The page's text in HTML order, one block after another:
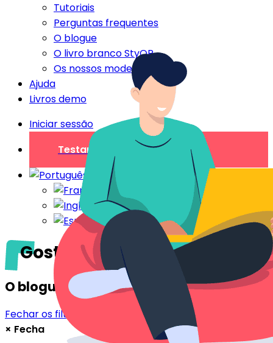
Tutoriais
Perguntas frequentes
O blogue
O livro branco StyQR
Os nossos modelos StyQR
Ajuda
Livros demo
Iniciar sessão
Testar gratuitamente
Gostamos deles
O blogue
Fechar os filtros
× Fecha